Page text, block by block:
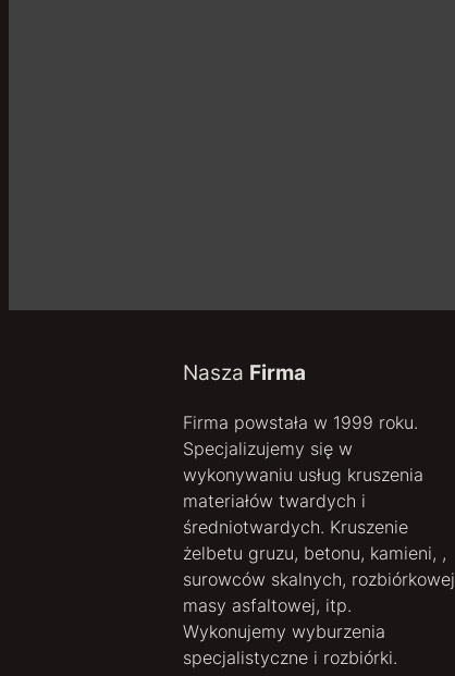
Nasza Firma
Firma powstała w 1999 roku.
Specjalizujemy się w
wykonywaniu usług kruszenia
materiałów twardych i
średniotwardych. Kruszenie
żelbetu gruzu, betonu, kamieni, ,
surowców skalnych, rozbiórkowej
masy asfaltowej, itp.
Wykonujemy wyburzenia
specjalistyczne i rozbiórki.